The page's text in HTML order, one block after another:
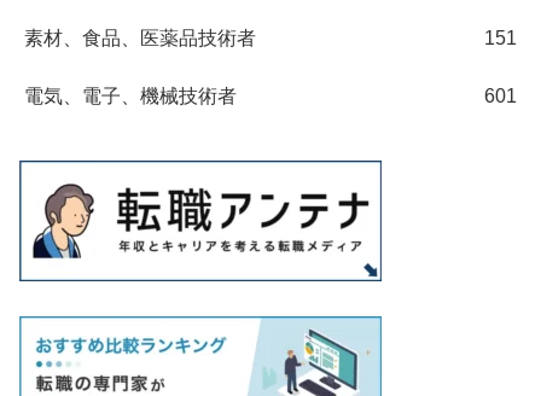
素材、食品、医薬品技術者 151
電気、電子、機械技術者 601